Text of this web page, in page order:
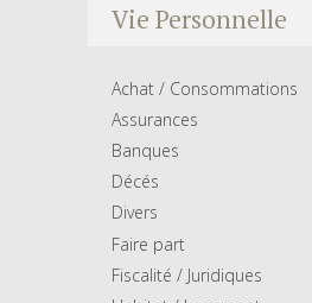
Vie Personnelle
Achat / Consommations
Assurances
Banques
Décés
Divers
Faire part
Fiscalité / Juridiques